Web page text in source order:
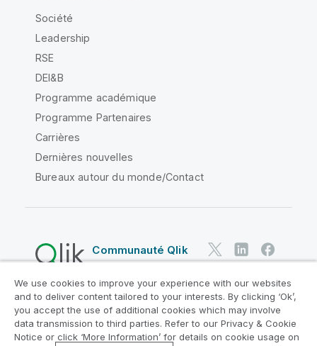
Société
Leadership
RSE
DEI&B
Programme académique
Programme Partenaires
Carrières
Dernières nouvelles
Bureaux autour du monde/Contact
Communauté Qlik
Contrats juridiques
Conditions d'utilisation des produits
Legal Policies
Conditions légales
We use cookies to improve your experience with our websites
and to deliver content tailored to your interests. By clicking ‘Ok’,
you accept the use of additional cookies which may involve
data transmission to third parties. Refer to our Privacy & Cookie
Notice or click ‘More Information’ for details on cookie usage on